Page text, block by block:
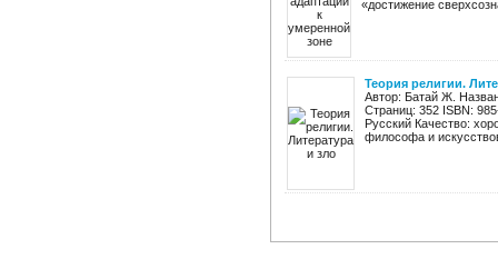
«достижение
Теория религии.
Автор: Батай Ж.
Страниц: 352 ISBN:
Русский Качество:
философа и